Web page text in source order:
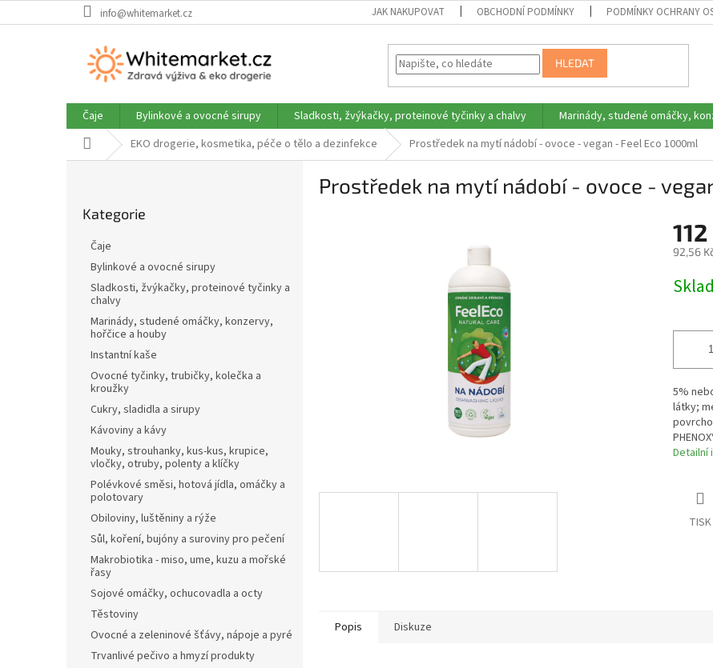
na
info@whitemarket.cz JAK NAKUPOVAT OBCHODNÍ PODMÍNKY PODMÍNKY OCHRANY
HLEDAT
Čaje Bylinkové a ovocné sirupy Sladkosti, žvýkačky, proteinové tyčinky a chalvy Marinády, studené omáčky,
Domů EKO drogerie, kosmetika, péče o tělo a dezinfekce Prostředek na mytí nádobí - ovoce - vegan - Feel Eco 1000ml
kategorie
Kategorie
Čaje
Bylinkové a ovocné sirupy
Sladkosti, žvýkačky, proteinové tyčinky a
chalvy
Marinády, studené omáčky, konzervy,
hořčice a houby
Instantní kaše
Ovocné tyčinky, trubičky, kolečka a
kroužky
Cukry, sladidla a sirupy
Kávoviny a kávy
Mouky, strouhanky, kus-kus, krupice,
vločky, otruby, polenty a klíčky
Polévkové směsi, hotová jídla, omáčky a
polotovary
Obiloviny, luštěniny a rýže
Sůl, koření, bujóny a suroviny pro pečení
Makrobiotika - miso, ume, kuzu a mořské
řasy
Sojové omáčky, ochucovadla a octy
Těstoviny
Ovocné a zeleninové šťávy, nápoje a pyré
Trvanlivé pečivo a hmyzí produkty
Prostředek na mytí nádobí - ovoce -
92,56
cena:
5%
látky;
Detailní
TISK
Popis Diskuze